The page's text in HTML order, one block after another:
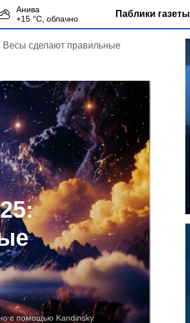
Анива
+15 °С, облачно Паблики газеты
Весы сделают правильные
с помощью Kandinsky